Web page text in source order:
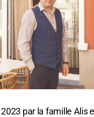
par la famille Alis